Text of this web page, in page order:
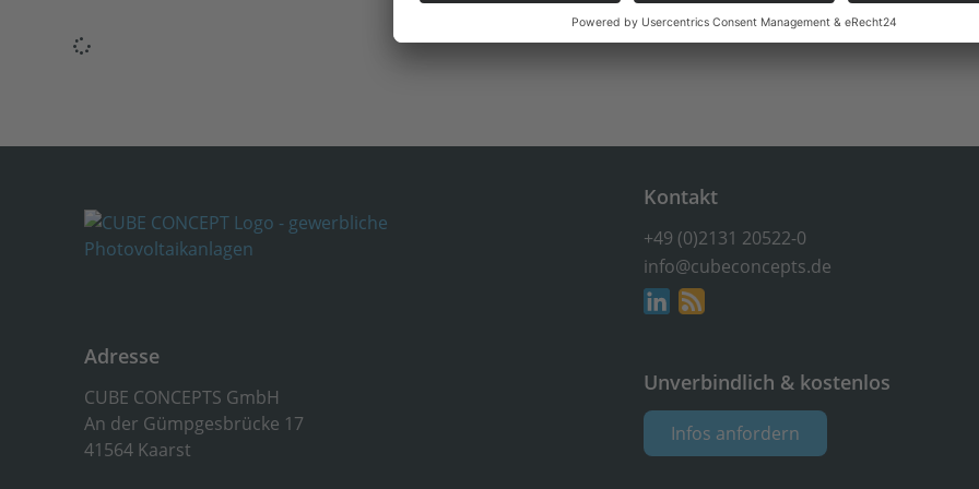
Kontakt
+49 (0)2131 20522-0
info@cubeconcepts.de
Adresse
CUBE CONCEPTS GmbH
An der Gümpgesbrücke 17
41564 Kaarst
Unverbindlich & kostenlos
Infos anfordern